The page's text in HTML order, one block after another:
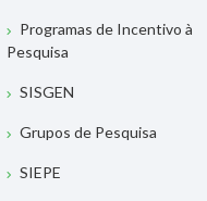
Programas de Incentivo à
Pesquisa
SISGEN
Grupos de Pesquisa
SIEPE